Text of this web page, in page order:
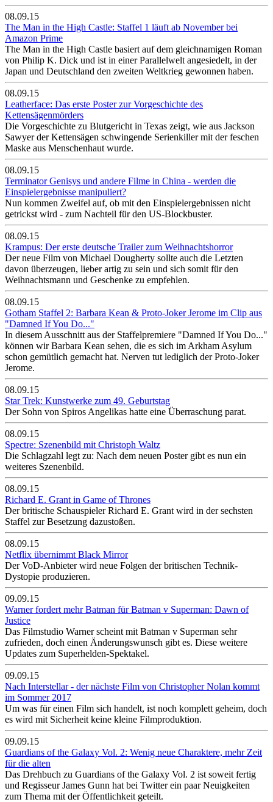
08.09.15
The Man in the High Castle: Staffel 1 läuft ab November bei
Amazon Prime
The Man in the High Castle basiert auf dem gleichnamigen Roman
von Philip K. Dick und ist in einer Parallelwelt angesiedelt, in der
Japan und Deutschland den zweiten Weltkrieg gewonnen haben.
08.09.15
Leatherface: Das erste Poster zur Vorgeschichte des
Kettensägenmörders
Die Vorgeschichte zu Blutgericht in Texas zeigt, wie aus Jackson
Sawyer der Kettensägen schwingende Serienkiller mit der feschen
Maske aus Menschenhaut wurde.
08.09.15
Terminator Genisys und andere Filme in China - werden die
Einspielergebnisse manipuliert?
Nun kommen Zweifel auf, ob mit den Einspielergebnissen nicht
getrickst wird - zum Nachteil für den US-Blockbuster.
08.09.15
Krampus: Der erste deutsche Trailer zum Weihnachtshorror
Der neue Film von Michael Dougherty sollte auch die Letzten
davon überzeugen, lieber artig zu sein und sich somit für den
Weihnachtsmann und Geschenke zu empfehlen.
08.09.15
Gotham Staffel 2: Barbara Kean & Proto-Joker Jerome im Clip aus
"Damned If You Do..."
In diesem Ausschnitt aus der Staffelpremiere "Damned If You Do..."
können wir Barbara Kean sehen, die es sich im Arkham Asylum
schon gemütlich gemacht hat. Nerven tut lediglich der Proto-Joker
Jerome.
08.09.15
Star Trek: Kunstwerke zum 49. Geburtstag
Der Sohn von Spiros Angelikas hatte eine Überraschung parat.
08.09.15
Spectre: Szenenbild mit Christoph Waltz
Die Schlagzahl legt zu: Nach dem neuen Poster gibt es nun ein
weiteres Szenenbild.
08.09.15
Richard E. Grant in Game of Thrones
Der britische Schauspieler Richard E. Grant wird in der sechsten
Staffel zur Besetzung dazustoßen.
08.09.15
Netflix übernimmt Black Mirror
Der VoD-Anbieter wird neue Folgen der britischen Technik-
Dystopie produzieren.
09.09.15
Warner fordert mehr Batman für Batman v Superman: Dawn of
Justice
Das Filmstudio Warner scheint mit Batman v Superman sehr
zufrieden, doch einen Änderungswunsch gibt es. Diese weitere
Updates zum Superhelden-Spektakel.
09.09.15
Nach Interstellar - der nächste Film von Christopher Nolan kommt
im Sommer 2017
Um was für einen Film sich handelt, ist noch komplett geheim, doch
es wird mit Sicherheit keine kleine Filmproduktion.
09.09.15
Guardians of the Galaxy Vol. 2: Wenig neue Charaktere, mehr Zeit
für die alten
Das Drehbuch zu Guardians of the Galaxy Vol. 2 ist soweit fertig
und Regisseur James Gunn hat bei Twitter ein paar Neuigkeiten
zum Thema mit der Öffentlichkeit geteilt.